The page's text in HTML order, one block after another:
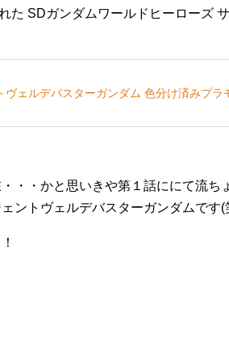
た SDガンダムワールドヒーローズ
ヴェルデバスターガンダム 色分け済みプラ
・・かと思いきや第１話ににて流ち
ントヴェルデバスターガンダムです(